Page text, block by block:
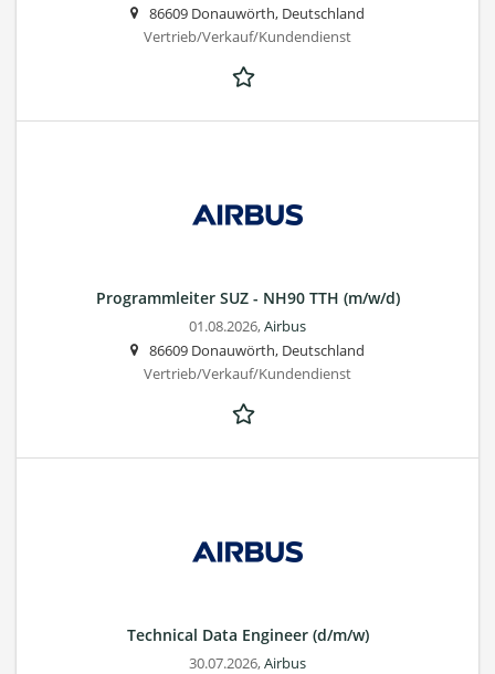
86609 Donauwörth, Deutschland
Vertrieb/Verkauf/Kundendienst
Programmleiter SUZ - NH90 TTH (m/w/d)
01.08.2026,Airbus
86609 Donauwörth, Deutschland
Vertrieb/Verkauf/Kundendienst
Technical Data Engineer (d/m/w)
30.07.2026,Airbus